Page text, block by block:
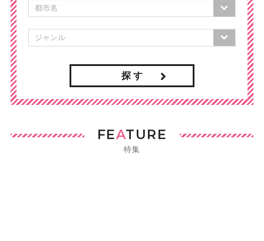
探 す
FEATURE
特集